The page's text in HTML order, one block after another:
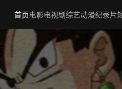
首页电影电视剧综艺动漫纪录片